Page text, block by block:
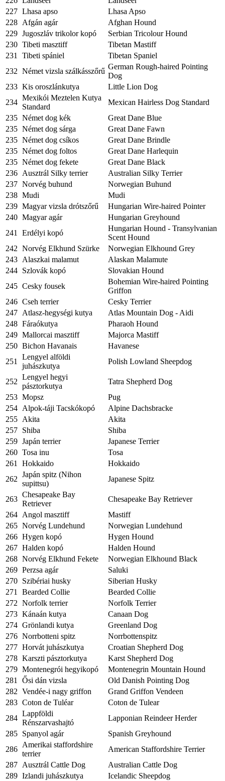
227 Lhasa apso
Lhasa Apso
228 Afgán agár
Afghan Hound
229 Jugoszláv trikolor kopó
Serbian Tricolour Hound
230 Tibeti masztiff
Tibetan Mastiff
231
Tibeti spániel
Tibetan Spaniel
232 Német vizsla szálkásszőrű
German Rough-haired Pointing
Dog
233 Kis oroszlánkutya
Little Lion Dog
234
Mexikói Meztelen Kutya
Standard
Mexican Hairless Dog Standard
235 Német dog kék
Great Dane Blue
235 Német dog sárga
Great Dane Fawn
235 Német dog csíkos
Great Dane Brindle
235 Német dog foltos
Great Dane Harlequin
235 Német dog fekete
Great Dane Black
236 Ausztrál Silky terrier
Australian Silky Terrier
237 Norvég buhund
Norwegian Buhund
238 Mudi
Mudi
239 Magyar vizsla drótszőrű
Hungarian Wire-haired Pointer
240 Magyar agár
Hungarian Greyhound
241
Erdélyi kopó
Hungarian Hound - Transylvanian
Scent Hound
242 Norvég Elkhund Szürke
Norwegian Elkhound Grey
243 Alaszkai malamut
Alaskan Malamute
244 Szlovák kopó
Slovakian Hound
245 Cesky fousek
Bohemian Wire-haired Pointing
Griffon
246 Cseh terrier
Cesky Terrier
247 Atlasz-hegységi kutya
Atlas Mountain Dog - Aidi
248 Fáraókutya
Pharaoh Hound
249 Mallorcai masztiff
Majorca Mastiff
250 Bichon Havanais
Havanese
251
Lengyel alföldi
juhászkutya
Polish Lowland Sheepdog
252
Lengyel hegyi
pásztorkutya
Tatra Shepherd Dog
253 Mopsz
Pug
254 Alpok-táji Tacskókopó
Alpine Dachsbracke
255 Akita
Akita
257 Shiba
Shiba
259 Japán terrier
Japanese Terrier
260 Tosa inu
Tosa
261
Hokkaido
Hokkaido
262
Japán spitz (Nihon
supittsu)
Japanese Spitz
263
Chesapeake Bay
Retriever
Chesapeake Bay Retriever
264 Angol masztiff
Mastiff
265 Norvég Lundehund
Norwegian Lundehund
266 Hygen kopó
Hygen Hound
267 Halden kopó
Halden Hound
268 Norvég Elkhund Fekete
Norwegian Elkhound Black
269 Perzsa agár
Saluki
270 Szibériai husky
Siberian Husky
271
Bearded Collie
Bearded Collie
272 Norfolk terrier
Norfolk Terrier
273 Kánaán kutya
Canaan Dog
274 Grönlandi kutya
Greenland Dog
276 Norrbotteni spitz
Norrbottenspitz
277 Horvát juhászkutya
Croatian Shepherd Dog
278 Karszti pásztorkutya
Karst Shepherd Dog
279 Montenegrói hegyikopó
Montenegrin Mountain Hound
281
Ősi dán vizsla
Old Danish Pointing Dog
282 Vendée-i nagy griffon
Grand Griffon Vendeen
283 Coton de Tuléar
Coton de Tulear
284
Lappföldi
Rénszarvashajtó
Lapponian Reindeer Herder
285 Spanyol agár
Spanish Greyhound
286
Amerikai staffordshire
terrier
American Staffordshire Terrier
287 Ausztrál Cattle Dog
Australian Cattle Dog
289 Izlandi juhászkutya
Icelandic Sheepdog